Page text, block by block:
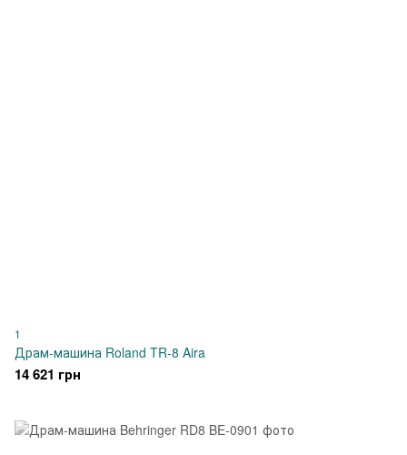
1
Драм-машина Roland TR-8 Aira
14 621 грн